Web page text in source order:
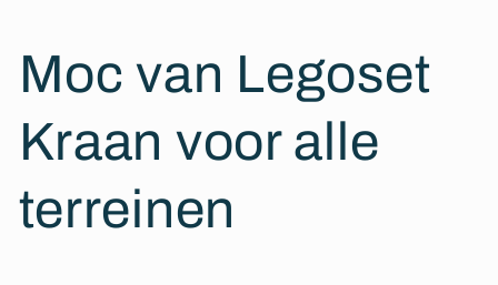
Moc van Legoset
Kraan voor alle
terreinen